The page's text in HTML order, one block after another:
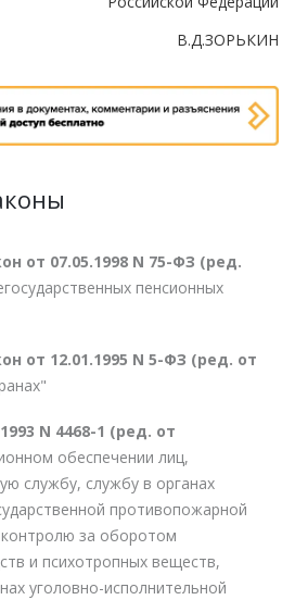
В.Д.ЗОРЬКИН
от 07.05.1998 N 75-ФЗ (ред.
пенсионных
от 12.01.1995 N 5-ФЗ (ред. от
N 4468-1 (ред. от
обеспечении лиц,
службу, службу в органах
противопожарной
за оборотом
и психотропных веществ,
уголовно-исполнительной